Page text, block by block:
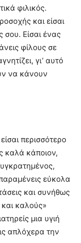
φιλικός.
και είσαι
σου. Είσαι ένας
φίλους σε
γι’ αυτό
να κάνουν
περισσότερο
καλά κάποιον,
εύκολα
και συνήθως
και καλούς»
μια υγιή
απλόχερα την